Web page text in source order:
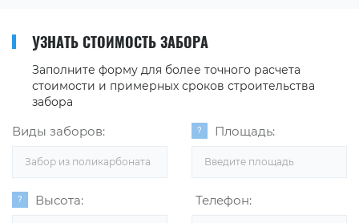
УЗНАТЬ СТОИМОСТЬ ЗАБОРА
Заполните форму для более точного расчета
стоимости и примерных сроков строительства
забора
Виды заборов:
Забор из поликарбоната
Площадь:
Высота: Телефон: